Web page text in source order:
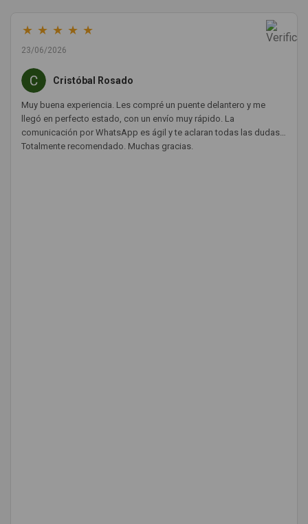
★ ★ ★ ★ ★
23/06/2026
Cristóbal Rosado
Muy buena experiencia. Les compré un puente delantero y me
llegó en perfecto estado, con un envío muy rápido. La
comunicación por WhatsApp es ágil y te aclaran todas las dudas.
Totalmente recomendado. Muchas gracias.